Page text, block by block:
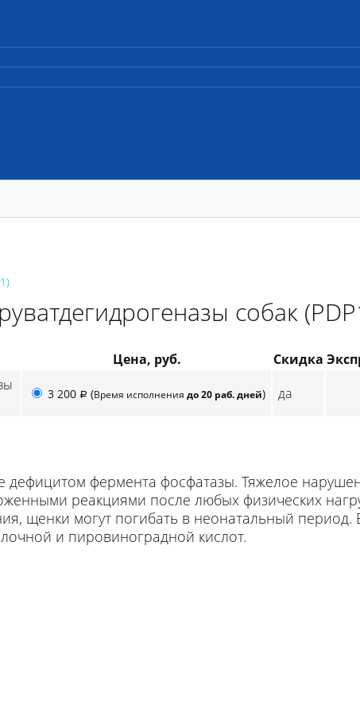
собак
Цена, руб. Скидка
3 200 p (Время исполнения до 20 раб. дней) да
дефицитом фермента фосфатазы. Тяжелое
реакциями после любых физических
щенки могут погибать в неонатальный период.
и пировиноградной кислот.